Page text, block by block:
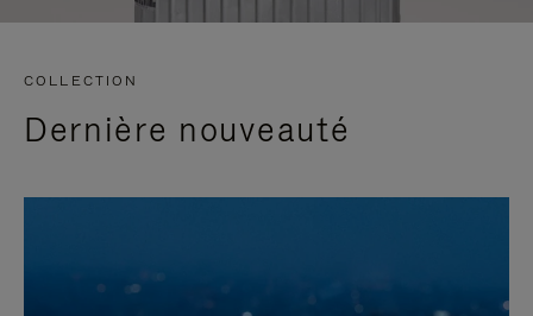
COLLECTION
Dernière nouveauté